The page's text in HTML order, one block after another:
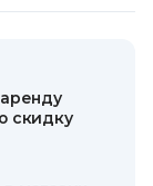
скидку